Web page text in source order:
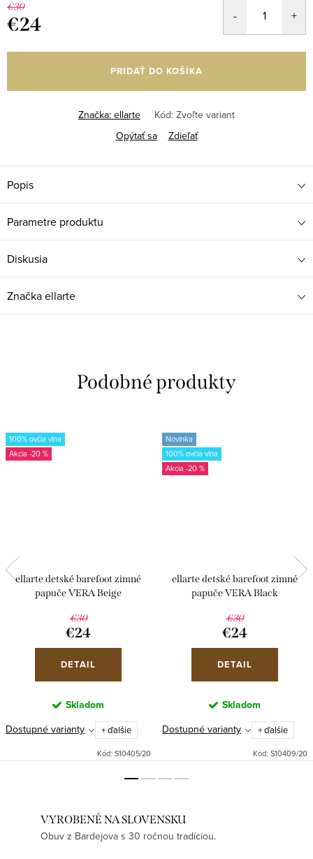
€30
€24
cena:
PRIDAŤ DO KOŠÍKA
Značka: ellarte Kód: Zvoľte variant
Opýtať sa
Zdieľať
Popis
Parametre produktu
Diskusia
Značkaellarte
100% ovčia vlna
-20 %
ellarte detské barefoot zimné
papuče VERA Beige
€30
€24
DETAIL
Skladom
Dostupné varianty
+ ďalšie
Kód: S10405/20
Novinka
100% ovčia vlna
-20 %
ellarte detské barefoot zimné
papuče VERA Black
€30
€24
DETAIL
Skladom
Dostupné varianty
+ ďalšie
Kód: S10409/20
VYROBENÉ NA SLOVENSKU
Obuv z Bardejova s 30 ročnou tradíciou.